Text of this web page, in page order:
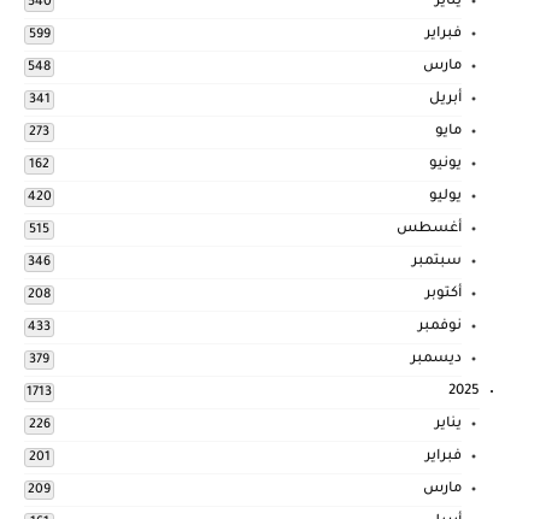
فبراير 599
مارس 548
أبريل 341
مايو 273
يونيو 162
يوليو 420
أغسطس 515
سبتمبر 346
أكتوبر 208
نوفمبر 433
ديسمبر 379
2025
1713
يناير 226
فبراير 201
مارس 209